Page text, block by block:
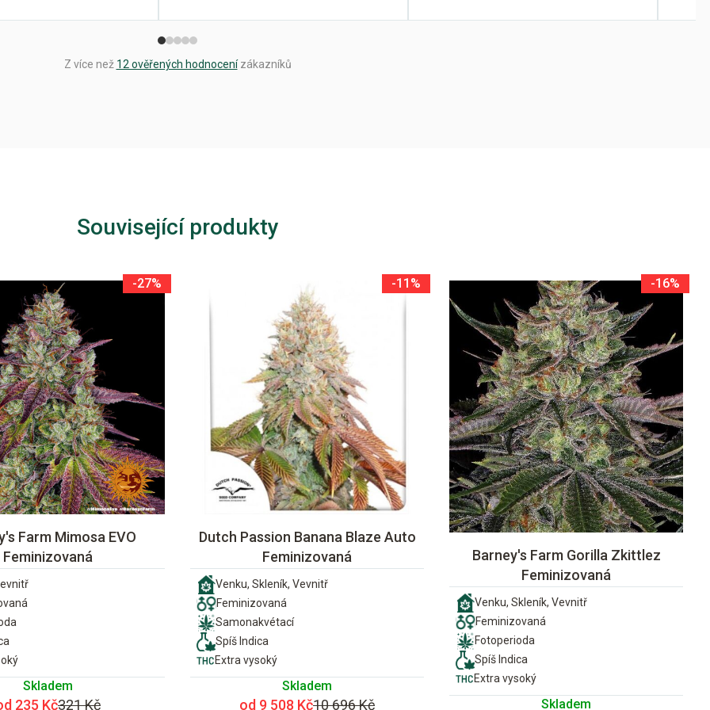
Z více než 12 ověřených hodnocenízákazníků
Související produkty
-27%
Farm Mimosa EVO
Feminizovaná
Skladem
235 Kč321 Kč
-11%
Dutch Passion Banana Blaze Auto
Feminizovaná
Venku, Skleník, Vevnitř
Feminizovaná
Samonakvétací
Spíš Indica
Extra vysoký
Skladem
od 9 508 Kč10 696 Kč
-16%
Barney's Farm Gorilla Zkittlez
Feminizovaná
Venku, Skleník, Vevnitř
Feminizovaná
Fotoperioda
Spíš Indica
Extra vysoký
Skladem